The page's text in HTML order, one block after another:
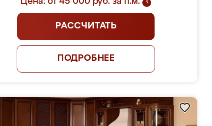
?
РАССЧИТАТЬ
ПОДРОБНЕЕ